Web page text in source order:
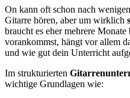
On kann oft schon nach
Gitarre hören, aber um wirklich
braucht es eher mehrere
vorankommst, hängt vor allem
und wie gut dein Unterricht
Im strukturierten
wichtige Grundlagen wie: